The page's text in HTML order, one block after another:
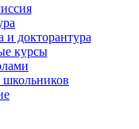
и докторантура
курсы